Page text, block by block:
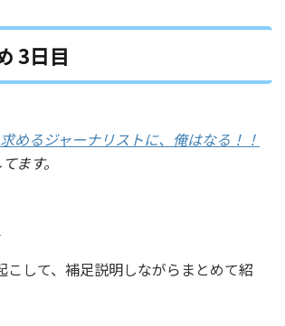
3日目
めるジャーナリストに、俺はなる！！
ます。
して、補足説明しながらまとめて紹